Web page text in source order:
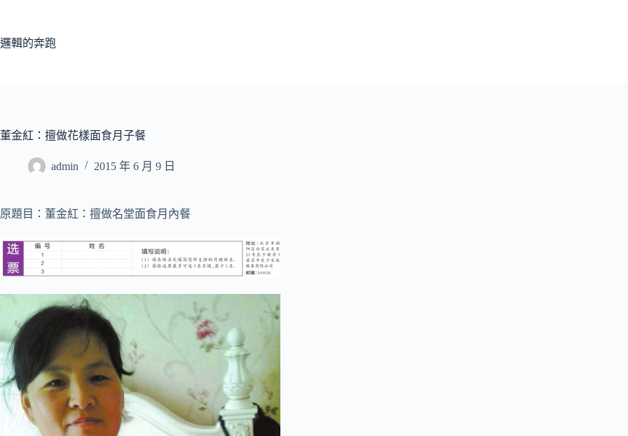
主
邏輯的奔跑
董金紅：擅做花樣面食月子餐
admin 2015 年 6 月 9 日
原題目：董金紅：擅做名堂面食月內餐